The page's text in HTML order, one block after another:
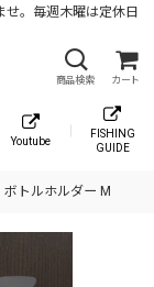
。毎週木曜は定休日
商品検索 カート
Youtube
FISHING
GUIDE
ボトルホルダー M